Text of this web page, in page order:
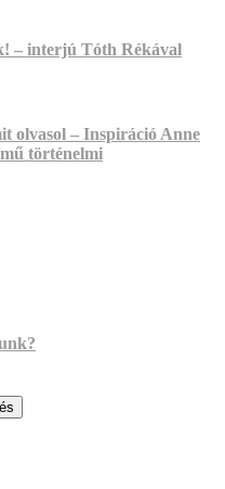
– interjú Tóth Rékával
olvasol – Inspiráció Anne
történelmi